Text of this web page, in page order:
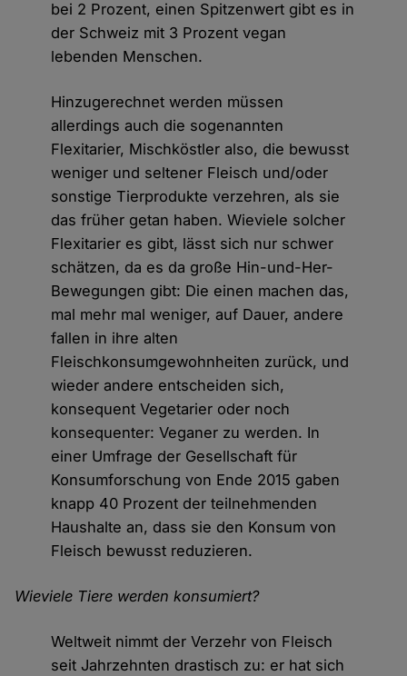
bei 2 Prozent, einen Spitzenwert gibt es in
der Schweiz mit 3 Prozent vegan
lebenden Menschen.
Hinzugerechnet werden müssen
allerdings auch die sogenannten
Flexitarier, Mischköstler also, die bewusst
weniger und seltener Fleisch und/oder
sonstige Tierprodukte verzehren, als sie
das früher getan haben. Wieviele solcher
Flexitarier es gibt, lässt sich nur schwer
schätzen, da es da große Hin-und-Her-
Bewegungen gibt: Die einen machen das,
mal mehr mal weniger, auf Dauer, andere
fallen in ihre alten
Fleischkonsumgewohnheiten zurück, und
wieder andere entscheiden sich,
konsequent Vegetarier oder noch
konsequenter: Veganer zu werden. In
einer Umfrage der Gesellschaft für
Konsumforschung von Ende 2015 gaben
knapp 40 Prozent der teilnehmenden
Haushalte an, dass sie den Konsum von
Fleisch bewusst reduzieren.
Wieviele Tiere werden konsumiert?
Weltweit nimmt der Verzehr von Fleisch
seit Jahrzehnten drastisch zu: er hat sich